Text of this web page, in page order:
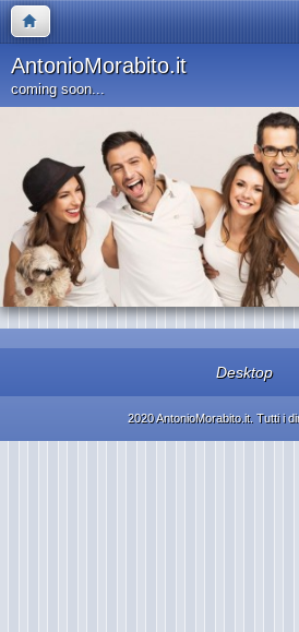
AntonioMorabito.it
coming soon...
Desktop
2020 AntonioMorabito.it. Tutti i